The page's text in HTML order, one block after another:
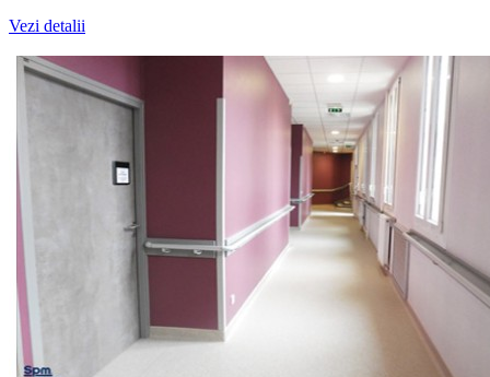
Vezi detalii